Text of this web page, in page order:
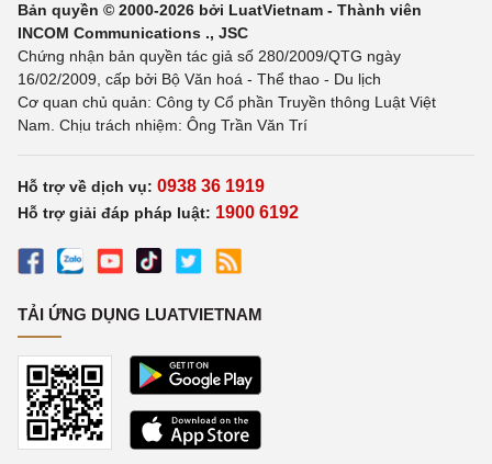
Bản quyền © 2000-2026 bởi LuatVietnam - Thành viên
INCOM Communications ., JSC
Chứng nhận bản quyền tác giả số 280/2009/QTG ngày
16/02/2009, cấp bởi Bộ Văn hoá - Thể thao - Du lịch
Cơ quan chủ quản: Công ty Cổ phần Truyền thông Luật Việt
Nam. Chịu trách nhiệm: Ông Trần Văn Trí
Hỗ trợ về dịch vụ: 0938 36 1919
Hỗ trợ giải đáp pháp luật: 1900 6192
TẢI ỨNG DỤNG LUATVIETNAM